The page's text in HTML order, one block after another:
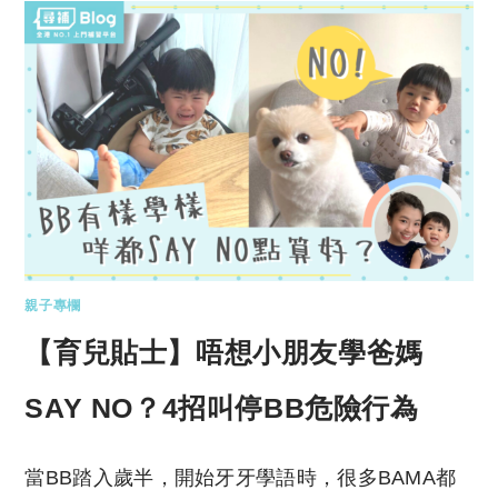
親子專欄
【育兒貼士】唔想小朋友學爸媽
SAY NO？4招叫停BB危險行為
當BB踏入歲半，開始牙牙學語時，很多BAMA都